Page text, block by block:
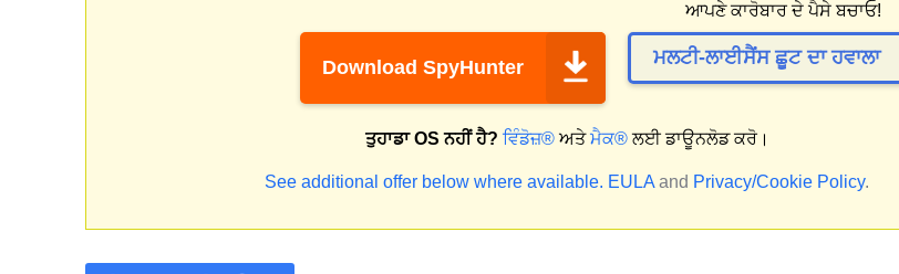
Download SpyHunter
ਆਪਣੇ ਕਾਰੋਬਾਰ ਦੇ ਪੈਸੇ ਬਚਾਓ!
ਮਲਟੀ-ਲਾਈਸੈਂਸ ਛੂਟ ਦਾ ਹਵਾਲਾ
ਤੁਹਾਡਾ OS ਨਹੀਂ ਹੈ? ਵਿੰਡੋਜ਼®ਅਤੇਮੈਕ®ਲਈ ਡਾਊਨਲੋਡ ਕਰੋ।
See additional offer below where available. EULA and Privacy/Cookie Policy.